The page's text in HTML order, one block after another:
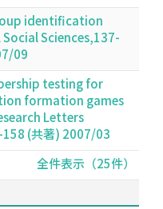
identification
Sciences,137-
09
testing for
formation games
Letters
(共著) 2007/03
全件表示（25件）